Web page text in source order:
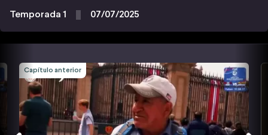
Temporada 1 07/07/2025
Capítulo anterior